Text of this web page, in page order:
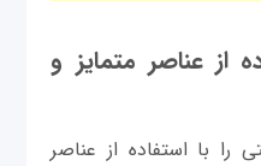
از عناصر متمایز و
را با استفاده از عناصر